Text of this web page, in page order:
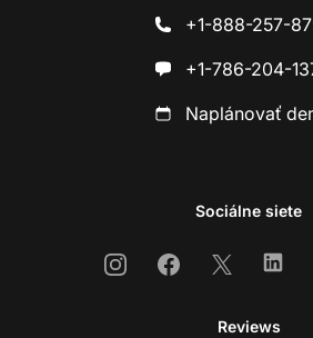
+1-888-257-
+1-786-204-
Naplánovať
Sociálne siete
InstagramFacebook
X
Reviews